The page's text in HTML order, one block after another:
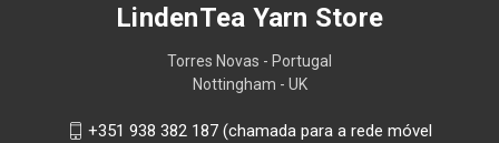
LindenTea Yarn Store
Torres Novas - Portugal
Nottingham - UK
+351 938 382 187 (chamada para a rede móvel